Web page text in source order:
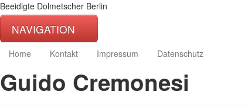
Beeidigte Dolmetscher Berlin
NAVIGATION
Home Kontakt Impressum Datenschutz
Guido Cremonesi